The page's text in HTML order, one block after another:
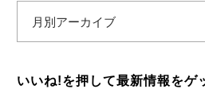
いいね!を押して最新情報をゲ